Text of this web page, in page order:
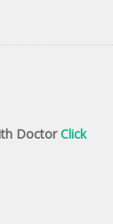
DoctorClick